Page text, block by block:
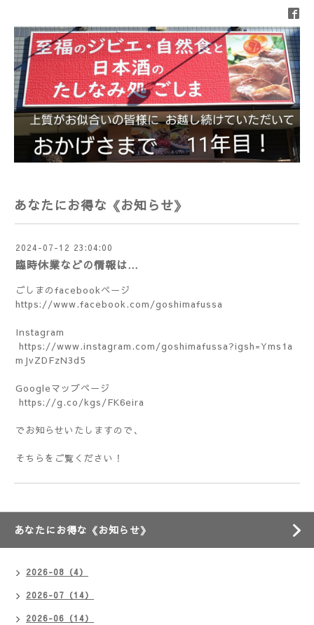
あなたにお得な《お知らせ》
2024-07-12 23:04:00
臨時休業などの情報は…
ごしまのfacebookページ
https://www.facebook.com/goshimafussa
Instagram
https://www.instagram.com/goshimafussa?igsh=Yms1a
mJvZDFzN3d5
Googleマップページ
https://g.co/kgs/FK6eira
でお知らせいたしますので、
そちらをご覧ください！
あなたにお得な《お知らせ》
2026-08（4）
2026-07（14）
2026-06（14）